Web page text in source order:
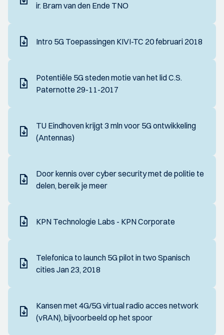
ir. Bram van den Ende TNO
Intro 5G Toepassingen KIVI-TC 20 februari 2018
Potentiële 5G steden motie van het lid C.S.
Paternotte 29-11-2017
TU Eindhoven krijgt 3 mln voor 5G ontwikkeling
(Antennas)
Door kennis over cyber security met de politie te
delen, bereik je meer
KPN Technologie Labs - KPN Corporate
Telefonica to launch 5G pilot in two Spanisch
cities Jan 23, 2018
Kansen met 4G/5G virtual radio acces network
(vRAN), bijvoorbeeld op het spoor